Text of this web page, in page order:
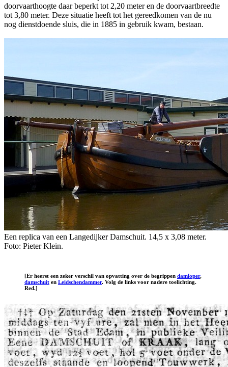
doorvaarthoogte daar beperkt tot 2,20 meter en de doorvaartbreedte
tot 3,80 meter. Deze situatie heeft tot het gereedkomen van de nu
nog dienstdoende sluis, die in 1885 in gebruik kwam, bestaan.
Een replica van een Langedijker Damschuit. 14,5 x 3,08 meter.
Foto: Pieter Klein.
[Er heerst een zeker verschil van opvatting over de begrippen damloper,
damschuit en Leidschendammer. Volg de links voor nadere toelichting.
Red.]